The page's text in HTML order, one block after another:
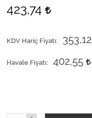
423,74
KDV Hariç Fiyatı 353,12
Havale Fiyatı 402,55